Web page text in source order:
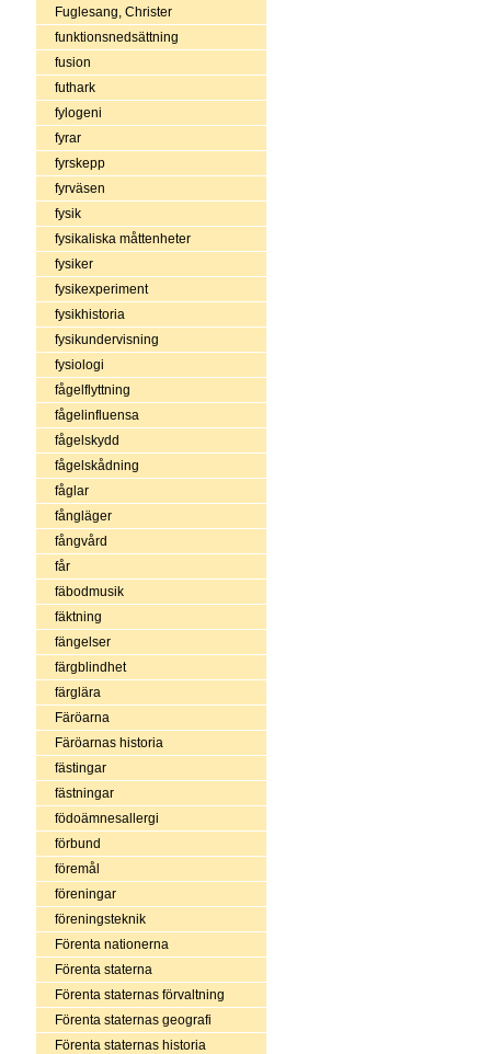
Fuglesang, Christer
funktionsnedsättning
fusion
futhark
fylogeni
fyrar
fyrskepp
fyrväsen
fysik
fysikaliska måttenheter
fysiker
fysikexperiment
fysikhistoria
fysikundervisning
fysiologi
fågelflyttning
fågelinfluensa
fågelskydd
fågelskådning
fåglar
fångläger
fångvård
får
fäbodmusik
fäktning
fängelser
färgblindhet
färglära
Färöarna
Färöarnas historia
fästingar
fästningar
födoämnesallergi
förbund
föremål
föreningar
föreningsteknik
Förenta nationerna
Förenta staterna
Förenta staternas förvaltning
Förenta staternas geografi
Förenta staternas historia